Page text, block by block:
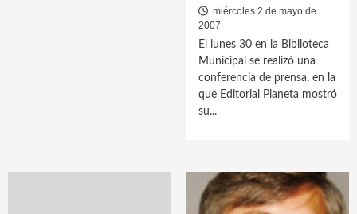
miércoles 2 de mayo de
2007
El lunes 30 en la Biblioteca
Municipal se realizó una
conferencia de prensa, en la
que Editorial Planeta mostró
su...